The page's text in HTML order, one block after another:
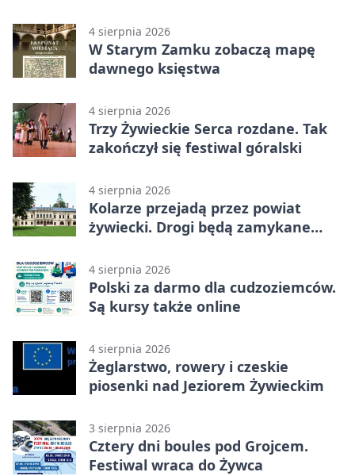
4 sierpnia 2026
W Starym Zamku zobaczą mapę
dawnego księstwa
4 sierpnia 2026
Trzy Żywieckie Serca rozdane. Tak
zakończył się festiwal góralski
4 sierpnia 2026
Kolarze przejadą przez powiat
żywiecki. Drogi będą zamykane
4 sierpnia 2026
Polski za darmo dla cudzoziemców.
Są kursy także online
4 sierpnia 2026
Żeglarstwo, rowery i czeskie
piosenki nad Jeziorem Żywieckim
3 sierpnia 2026
Cztery dni boules pod Grojcem.
Festiwal wraca do Żywca